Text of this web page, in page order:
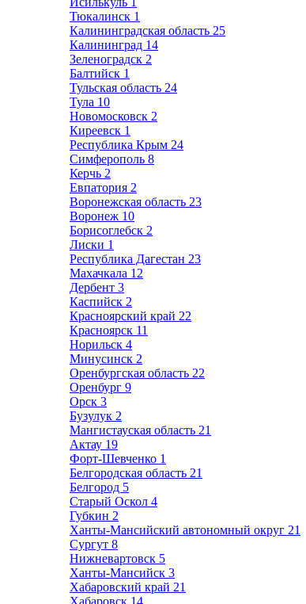
Тюкалинск 1
Калининградская область 25
Калининград 14
Зеленоградск 2
Балтийск 1
Тульская область 24
Тула 10
Новомосковск 2
Киреевск 1
Республика Крым 24
Симферополь 8
Керчь 2
Евпатория 2
Воронежская область 23
Воронеж 10
Борисоглебск 2
Лиски 1
Республика Дагестан 23
Махачкала 12
Дербент 3
Каспийск 2
Красноярский край 22
Красноярск 11
Норильск 4
Минусинск 2
Оренбургская область 22
Оренбург 9
Орск 3
Бузулук 2
Мангистауская область 21
Актау 19
Форт-Шевченко 1
Белгородская область 21
Белгород 5
Старый Оскол 4
Губкин 2
Ханты-Мансийский автономный округ 21
Сургут 8
Нижневартовск 5
Ханты-Мансийск 3
Хабаровский край 21
Хабаровск 14